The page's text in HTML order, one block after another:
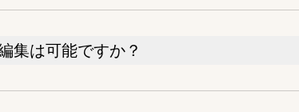
集は可能ですか？